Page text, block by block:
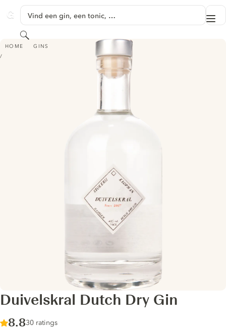
GINVENTORY
Vind een gin, een tonic, …
Zoeken
HOME GINS
DUIVELSKRAL DUTCH DRY GIN
Duivelskral Dutch Dry Gin
Score :
8.8/ 10
30 ratings